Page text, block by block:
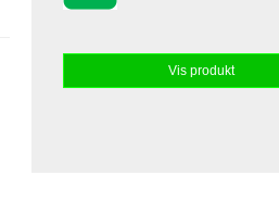
Vis produkt